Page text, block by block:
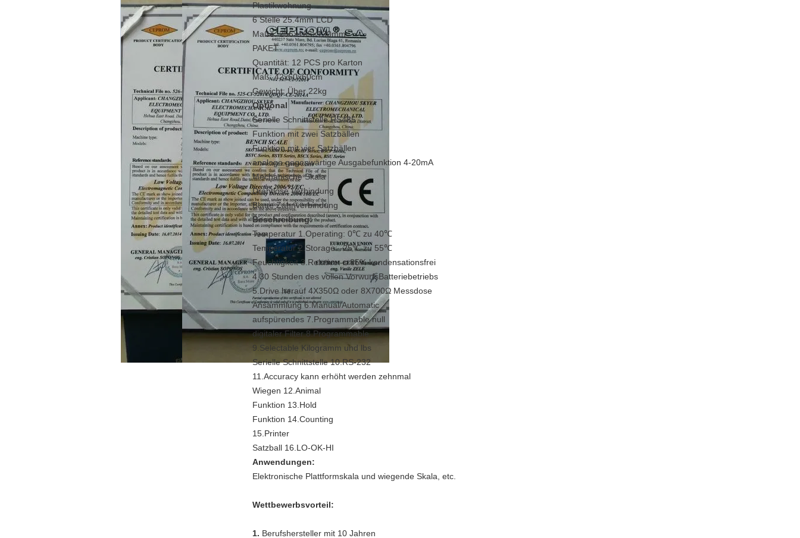
Plastikwohnung
6 Stelle 25.4mm LCD
Maße: 256×165×130mm
PAKET
Quantität: 12 PCS pro Karton
Maß: 42x60x60cm
Gewicht: Über 22kg
Optional
Serielle Schnittstelle RS485
Funktion mit zwei Satzbällen
Funktion mit vier Satzbällen
analoge gegenwärtige Ausgabefunktion 4-20mA
Mechanische Skala
Drahtlose Verbindung
Blaue Zahnverbindung
Beschreibung:
Temperatur 1.Operating: 0℃ zu 40℃
Temperatur 2.Storage: -25℃ zu 55℃
Feuchtigkeit 3.Relative: ≤ 85% kondensationsfrei
4,30 Stunden des vollen VorwurfsBatteriebetriebs
5.Drive herauf 4X350Ω oder 8X700Ω Messdose
Ansammlung 6.Manual/Automatic
aufspürendes 7.Programmable null
digitaler Filter 8.Programmable
9.Selectable Kilogramm und lbs
Serielle Schnittstelle 10.RS-232
11.Accuracy kann erhöht werden zehnmal
Wiegen 12.Animal
Funktion 13.Hold
Funktion 14.Counting
15.Printer
Satzball 16.LO-OK-HI
Anwendungen:
Elektronische Plattformskala und wiegende Skala, etc.
Wettbewerbsvorteil:
1. Berufshersteller mit 10 Jahren